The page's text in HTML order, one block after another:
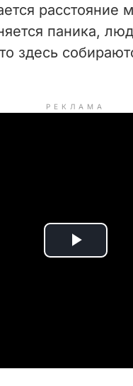
паника,
здесь
РЕКЛАМА
P